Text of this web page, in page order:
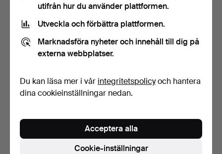
mässing, märkt T.C…
Klubbades 29 sep 2024
utifrån hur du använder plattformen.
Utveckla och förbättra plattformen.
Marknadsföra nyheter och innehåll till dig på
externa webbplatser.
Du kan läsa mer i vår integritetspolicyoch hantera
dina cookieinställningar nedan.
Cookie-inställningar
Acceptera alla